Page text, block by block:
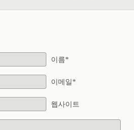
이름*
이메일*
웹사이트